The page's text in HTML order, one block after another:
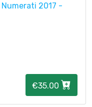
2017 -
€35.00